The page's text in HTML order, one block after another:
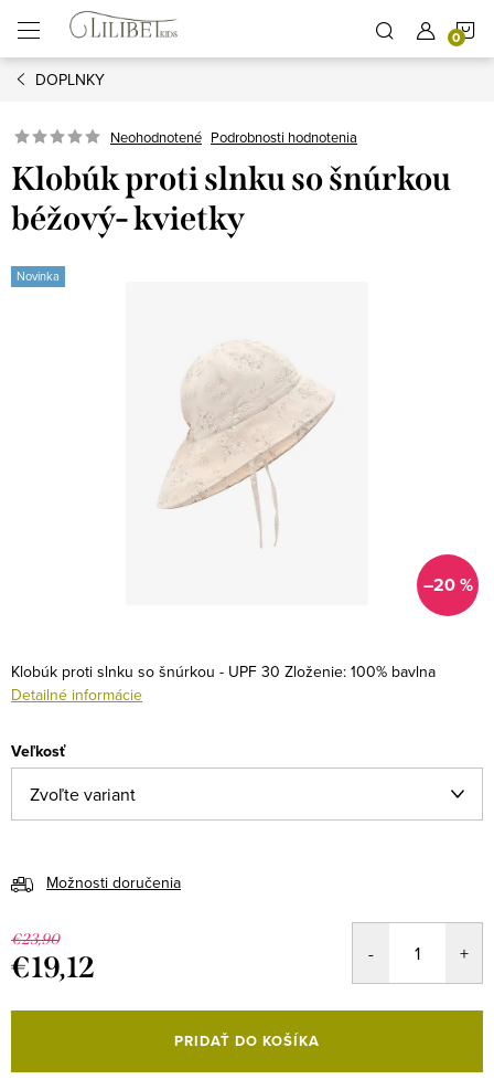
obsah
DOPLNKY
Neohodnotené Podrobnosti hodnotenia
Klobúk proti slnku so šnúrkou
béžový- kvietky
Novinka
–20 %
Klobúk proti slnku so šnúrkou - UPF 30 Zloženie: 100% bavlna
Detailné informácie
Veľkosť
Možnosti doručenia
€23,90
€19,12
cena:
PRIDAŤ DO KOŠÍKA